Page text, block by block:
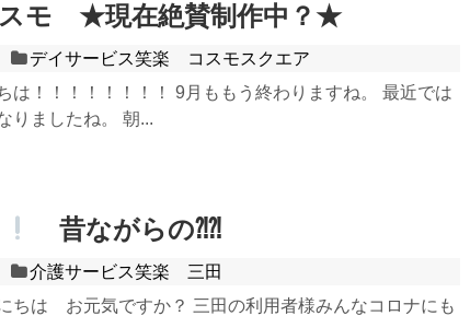
スモ ★現在絶賛制作中？★
デイサービス笑楽 コスモスクエア
は！！！！！！！！ 9月ももう終わりますね。 最近では
りましたね。 朝...
昔ながらの⁈⁈
介護サービス笑楽 三田
ちは お元気ですか？ 三田の利用者様みんなコロナにも